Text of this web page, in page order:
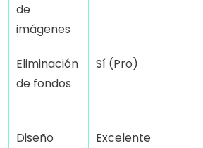
de
imágenes
Eliminación
de fondos
Sí (Pro)
Diseño
Excelente